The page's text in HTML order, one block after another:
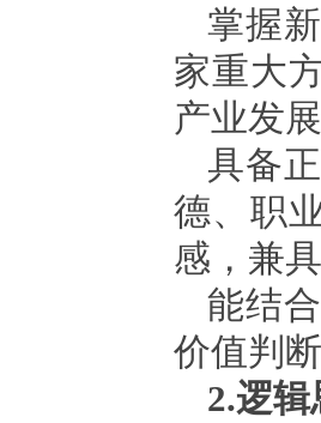
掌握
家重大
产业发
具备
德、职
感，兼
能结
价值判
2.逻